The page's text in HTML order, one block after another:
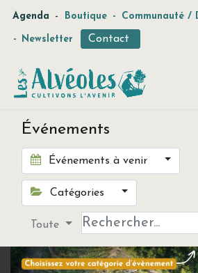
Agenda - Boutique - Communauté /
- Newsletter Contact
Événements
Événements à venir
Catégories
Toute